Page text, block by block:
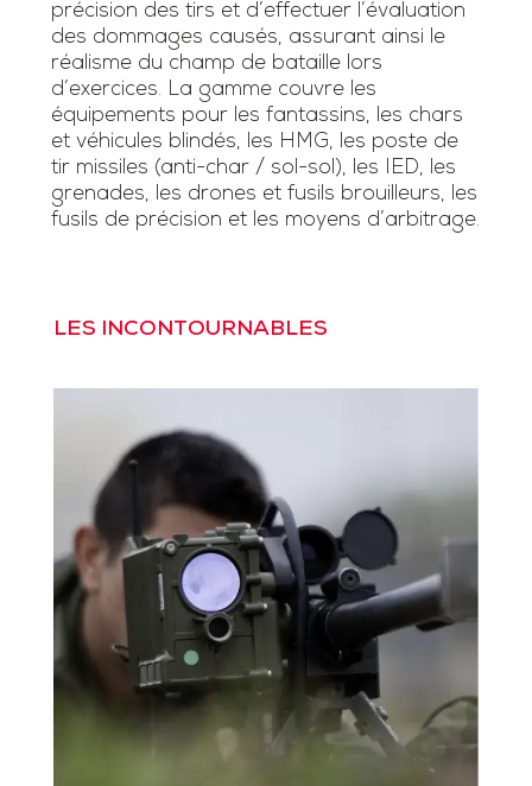
précision des tirs et d’effectuer l’évaluation
des dommages causés, assurant ainsi le
réalisme du champ de bataille lors
d’exercices. La gamme couvre les
équipements pour les fantassins, les chars
et véhicules blindés, les HMG, les poste de
tir missiles (anti-char / sol-sol), les IED, les
grenades, les drones et fusils brouilleurs, les
fusils de précision et les moyens d’arbitrage.
LES INCONTOURNABLES